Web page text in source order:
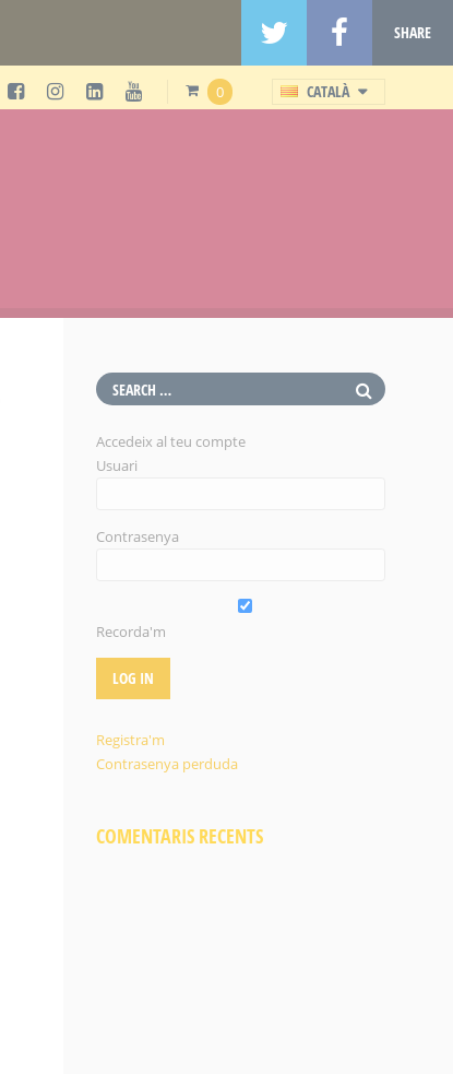
SHARE
CATALÀ
0
Accedeix al teu compte
Usuari
Contrasenya
Recorda'm
Registra'm
Contrasenya perduda
COMENTARIS RECENTS